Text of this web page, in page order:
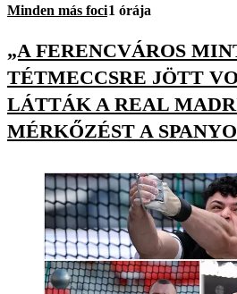
Minden más foci1 órája
„A FERENCVÁROS
TÉTMECCSRE JÖTT
LÁTTÁK A REAL
MÉRKŐZÉST A